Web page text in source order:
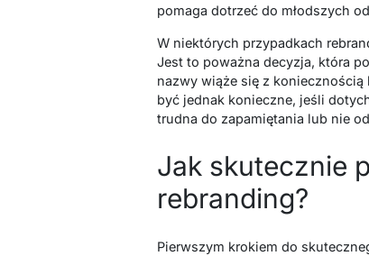
pomaga dotrzeć do młodszych
W niektórych przypadkach
Jest to poważna decyzja, która
nazwy wiąże się z
być jednak konieczne, jeśli
trudna do zapamiętania lub nie
Jak skutecznie
rebranding?
Pierwszym krokiem do